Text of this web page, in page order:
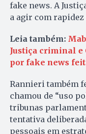
fake news. A
a agir com rapidez
Leia também:
Justiça criminal e
por fake news
Rannieri também
chamou de “uso
tribunas
tentativa
pessoais em